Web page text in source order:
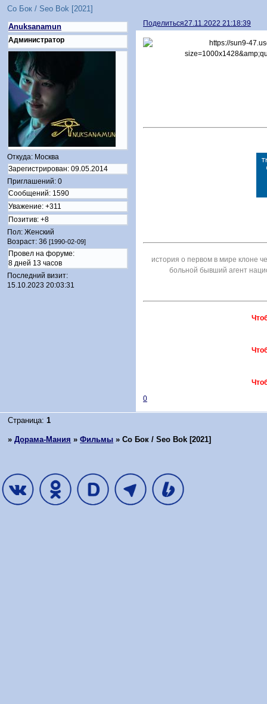
Со Бок / Seo Bok [2021]
Поделиться27.11.2022 21:18:39
Anuksanamun
Администратор
Откуда: Москва
Зарегистрирован: 09.05.2014
Приглашений: 0
Сообщений: 1590
Уважение: +311
Позитив: +8
Пол: Женский
Возраст: 36 [1990-02-09]
Провел на форуме:
8 дней 13 часов
Последний визит:
15.10.2023 20:03:31
история о первом в мире клоне
больной бывший агент
0
Страница:1
»Дорама-Мания »Фильмы »Со Бок / Seo Bok [2021]